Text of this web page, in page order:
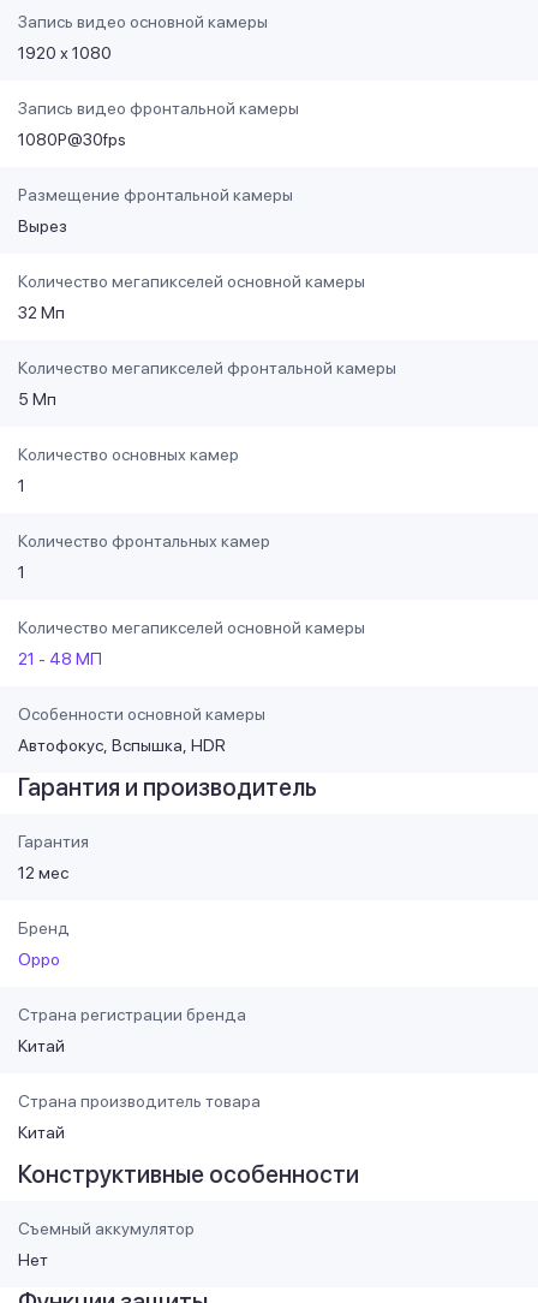
Запись видео основной камеры
1920 х 1080
Запись видео фронтальной камеры
1080P@30fps
Размещение фронтальной камеры
Вырез
Количество мегапикселей основной камеры
32 Мп
Количество мегапикселей фронтальной камеры
5 Мп
Количество основных камер
1
Количество фронтальных камер
1
Количество мегапикселей основной камеры
21 - 48 МП
Особенности основной камеры
Автофокус Вспышка HDR
Гарантия и производитель
Гарантия
12 мес
Бренд
Oppo
Страна регистрации бренда
Китай
Страна производитель товара
Китай
Конструктивные особенности
Съемный аккумулятор
Нет